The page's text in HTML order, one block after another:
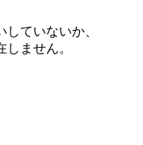
ていないか、
ません。